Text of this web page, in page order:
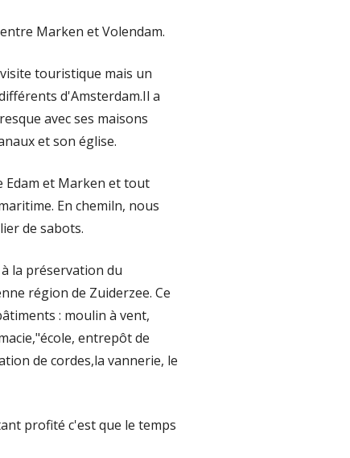
Marken et Volendam.
touristique mais un
d'Amsterdam.Il a
avec ses maisons
et son église.
Edam et Marken et tout
En chemiln, nous
de sabots.
la préservation du
région de Zuiderzee. Ce
: moulin à vent,
entrepôt de
de cordes,la vannerie, le
profité c'est que le temps